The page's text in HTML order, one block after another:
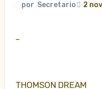
por Secretario 2
THOMSON DREAM